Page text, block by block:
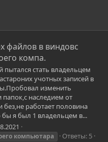
файлов в виндовс
компа.
пытался стать владельцем
учотных записей в
изменить
наследием от
работает половина
бы я был 1 владельцем в...
компьютара
Ответы: 5